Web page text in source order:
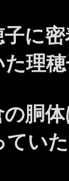
に
理
胴
てい